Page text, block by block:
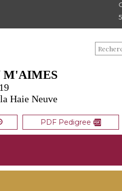
5
M'AIMES
Haie Neuve
PDF Pedigree